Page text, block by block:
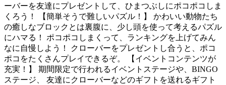
ーバーを友達にプレゼントして、ひまつぶしにポコポコしま
くろう！ 【簡単そうで難しいパズル！】 かわいい動物たち
の癒しなブロックとは裏腹に、少し頭を使って考えるパズル
にハマる！ ポコポコしまくって、ランキングを上げてみん
なに自慢しよう！ クローバーをプレゼントし合うと、ポコ
ポコをたくさんプレイできるぞ。 【イベントコンテンツが
充実！】 期間限定で行われるイベントステージや、BINGO
ステージ、 友達にクローバーなどのギフトを送れるギフト